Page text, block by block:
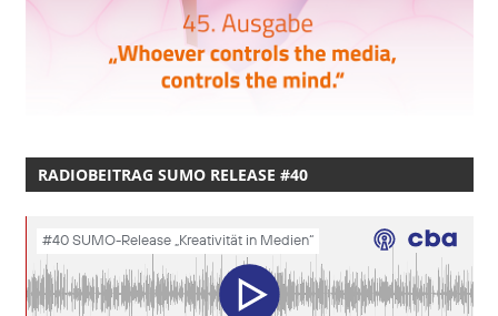
RADIOBEITRAG SUMO RELEASE #40